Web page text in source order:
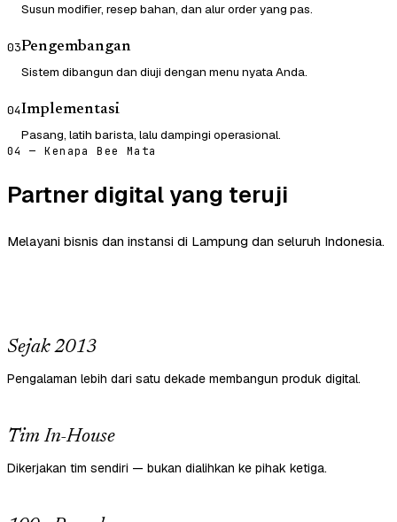
Susun modifier, resep bahan, dan alur order yang pas.
03Pengembangan
Sistem dibangun dan diuji dengan menu nyata Anda.
04Implementasi
Pasang, latih barista, lalu dampingi operasional.
04 — Kenapa Bee Mata
Partner digital yang teruji
Melayani bisnis dan instansi di Lampung dan seluruh Indonesia.
Sejak 2013
Pengalaman lebih dari satu dekade membangun produk digital.
Tim In-House
Dikerjakan tim sendiri — bukan dialihkan ke pihak ketiga.